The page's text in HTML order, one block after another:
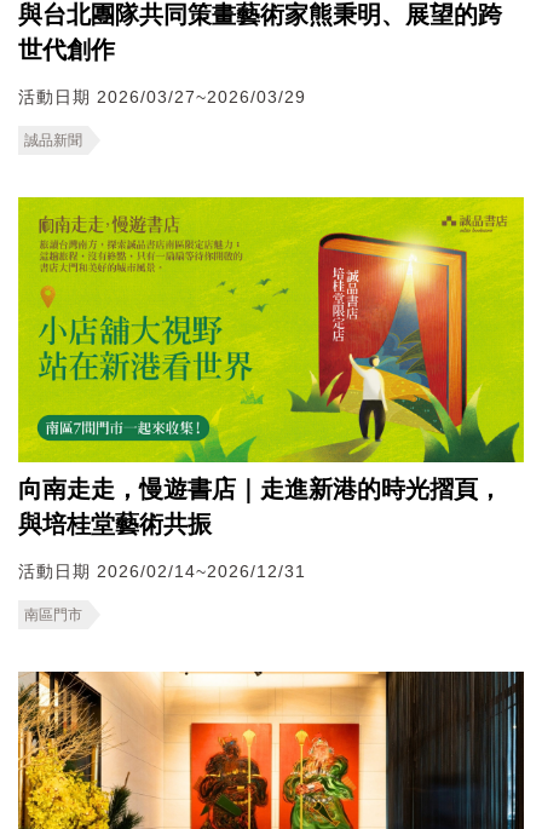
與台北團隊共同策畫藝術家熊秉明、展望的跨
世代創作
活動日期 2026/03/27~2026/03/29
誠品新聞
向南走走，慢遊書店｜走進新港的時光摺頁，
與培桂堂藝術共振
活動日期 2026/02/14~2026/12/31
南區門市